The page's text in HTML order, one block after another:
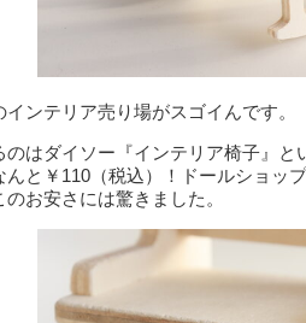
ンテリア売り場がスゴイんです。
のはダイソー『インテリア椅子』
んと￥110（税込）！ドールショッ
お安さには驚きました。